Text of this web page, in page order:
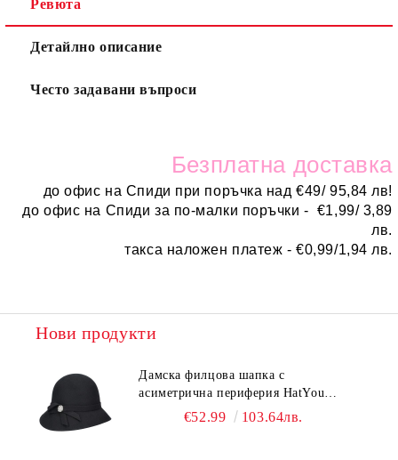
Ревюта
Детайлно описание
Често задавани въпроси
Безплатна доставка
до офис на Спиди при поръчка над€49/ 95,84 лв!
до офис на Спиди за по-малки поръчки - €1,99/ 3,89
лв.
такса наложен платеж -€0,99/1,94 лв.
Нови продукти
Дамска филцова шапка с
асиметрична периферия HatYou
CF0376 | Черен
€52.99 103.64лв.